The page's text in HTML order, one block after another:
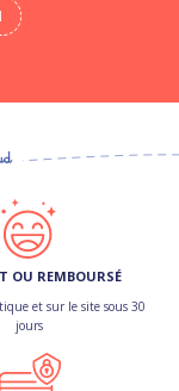
OU REMBOURSÉ
et sur le site sous 30
jours